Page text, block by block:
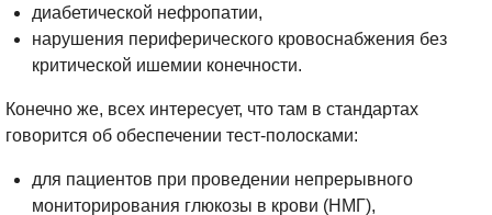
диабетической нефропатии,
нарушения периферического кровоснабжения без
критической ишемии конечности.
Конечно же, всех интересует, что там в стандартах
говорится об обеспечении тест-полосками:
для пациентов при проведении непрерывного
мониторирования глюкозы в крови (НМГ),